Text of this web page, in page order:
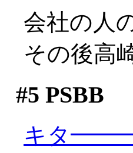
会社の人
その後高
#5 PSBB
キタ